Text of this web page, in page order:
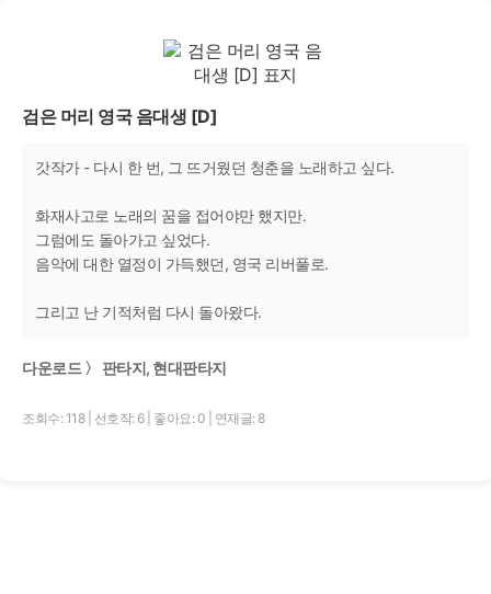
검은 머리 영국 음대생 [D]
갓작가 - 다시 한 번, 그 뜨거웠던 청춘을 노래하고 싶다.
화재사고로 노래의 꿈을 접어야만 했지만.
그럼에도 돌아가고 싶었다.
음악에 대한 열정이 가득했던, 영국 리버풀로.
그리고 난 기적처럼 다시 돌아왔다.
다운로드 〉 판타지, 현대판타지
조회수: 118 선호작: 6 좋아요: 0 연재글: 8